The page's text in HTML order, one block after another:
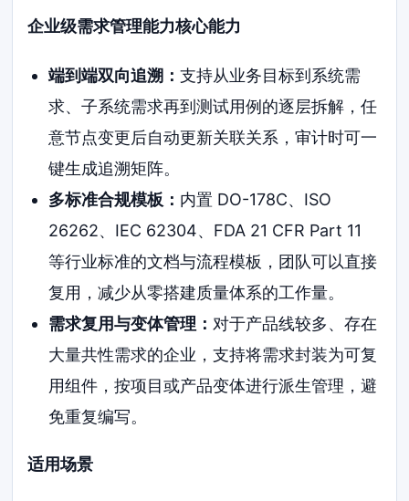
企业级需求管理能力核心能力
端到端双向追溯： 支持从业务目标到系统需
求、子系统需求再到测试用例的逐层拆解，任
意节点变更后自动更新关联关系，审计时可一
键生成追溯矩阵。
多标准合规模板： 内置 DO-178C、ISO
26262、IEC 62304、FDA 21 CFR Part 11
等行业标准的文档与流程模板，团队可以直接
复用，减少从零搭建质量体系的工作量。
需求复用与变体管理： 对于产品线较多、存在
大量共性需求的企业，支持将需求封装为可复
用组件，按项目或产品变体进行派生管理，避
免重复编写。
适用场景